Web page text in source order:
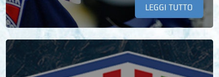
LEGGI TUTTO